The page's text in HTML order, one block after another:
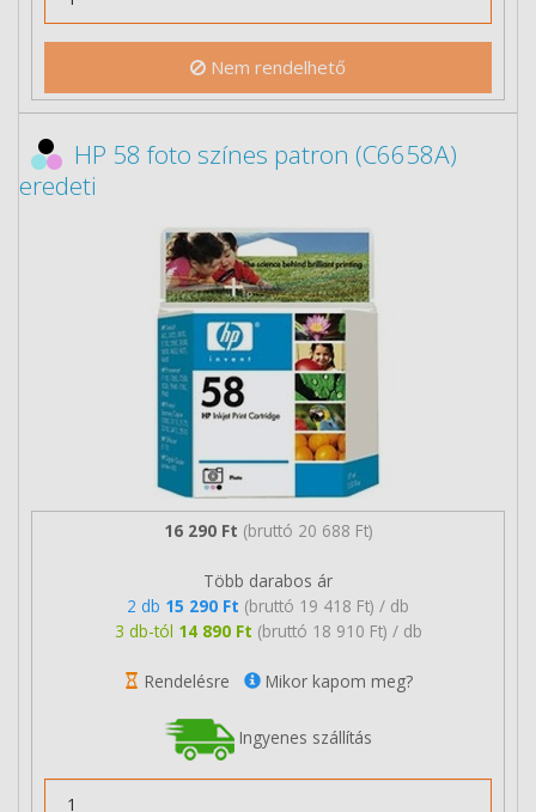
Nem rendelhető
HP 58 foto színes patron (C6658A)
eredeti
16 290 Ft (bruttó 20 688 Ft)
Több darabos ár
2 db 15 290 Ft (bruttó 19 418 Ft) / db
3 db-tól 14 890 Ft (bruttó 18 910 Ft) / db
Rendelésre Mikor kapom meg?
Ingyenes szállítás